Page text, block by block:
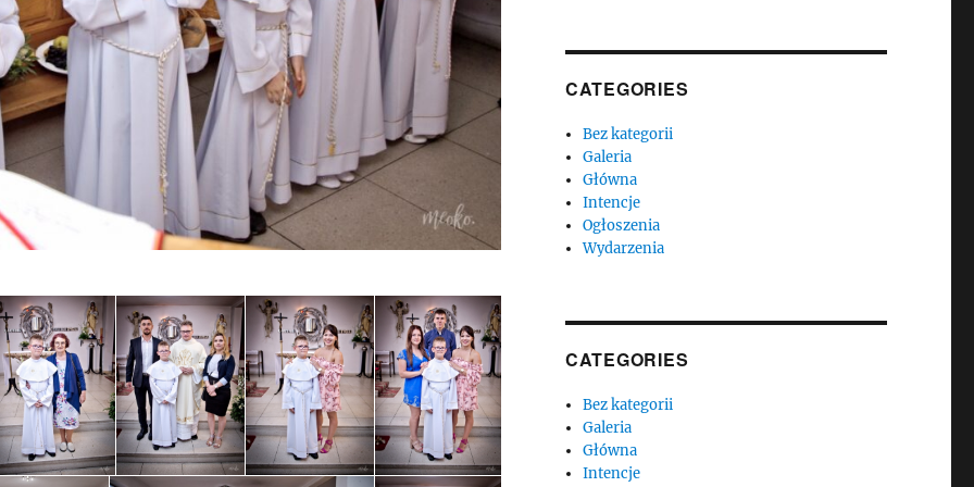
CATEGORIES
Bez kategorii
Galeria
Główna
Intencje
Ogłoszenia
Wydarzenia
CATEGORIES
Bez kategorii
Galeria
Główna
Intencje